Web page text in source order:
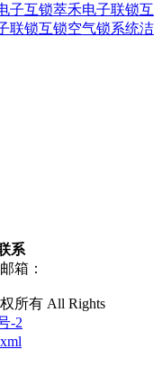
子互锁萃禾电子联锁互
联锁互锁空气锁系统洁
系
邮箱：
所有 All Rights
-2